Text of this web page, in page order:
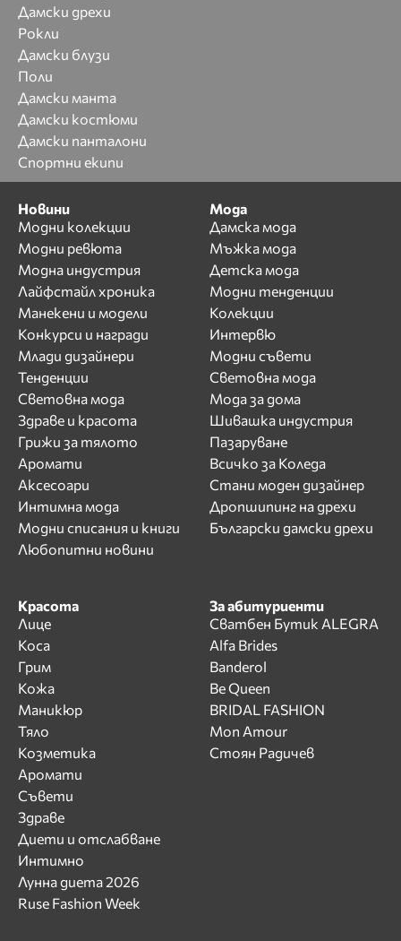
Дамски дрехи
Рокли
Дамски блузи
Поли
Дамски манта
Дамски костюми
Дамски панталони
Спортни екипи
Новини
Модни колекции
Модни ревюта
Модна индустрия
Лайфстайл хроника
Манекени и модели
Конкурси и награди
Млади дизайнери
Тенденции
Световна мода
Здраве и красота
Грижи за тялото
Аромати
Аксесоари
Интимна мода
Модни списания и книги
Любопитни новини
Мода
Дамска мода
Мъжка мода
Детска мода
Модни тенденции
Колекции
Интервю
Модни съвети
Световна мода
Мода за дома
Шивашка индустрия
Пазаруване
Всичко за Коледа
Стани моден дизайнер
Дропшипинг на дрехи
Български дамски дрехи
Красота
Лице
Коса
Грим
Кожа
Маникюр
Тяло
Козметика
Аромати
Съвети
Здраве
Диети и отслабване
Интимно
Лунна диета 2026
Ruse Fashion Week
За абитуриенти
Сватбен Бутик ALEGRA
Alfa Brides
Banderol
Be Queen
BRIDAL FASHION
Mon Amour
Стоян Радичев